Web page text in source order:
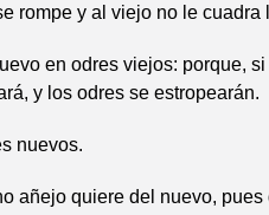
rompe y al viejo no le cuadra
en odres viejos: porque,
y los odres se estropearán.
nuevos.
añejo quiere del nuevo, pues